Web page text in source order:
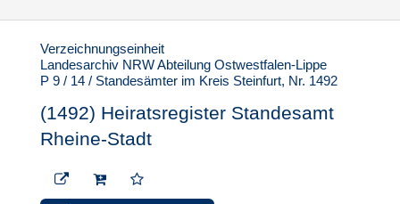
Standesamt Rheine-
(1535) Heiratsregister
Standesamt Rheine-
(1536) Heiratsregister
Verzeichnungseinheit
Landesarchiv NRW Abteilung Ostwestfalen-Lippe
P 9 / 14 / Standesämter im Kreis Steinfurt, Nr. 1492
(1492) Heiratsregister Standesamt
Rheine-Stadt